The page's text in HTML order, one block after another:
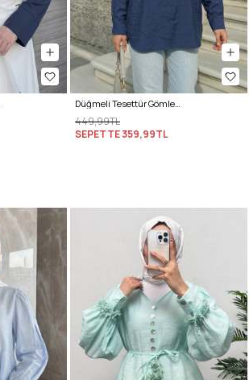
Düğmeli Tesettür Gömlek 612137 - LACİVERT
449,99TL
SEPETTE359,99TL